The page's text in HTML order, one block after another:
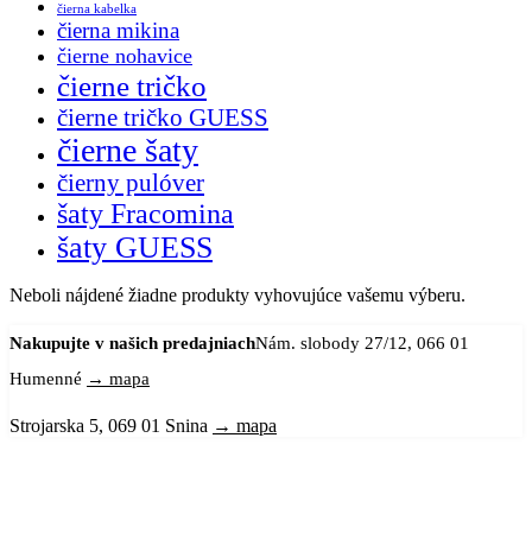
čierna kabelka
čierna mikina
čierne nohavice
čierne tričko
čierne tričko GUESS
čierne šaty
čierny pulóver
šaty Fracomina
šaty GUESS
Neboli nájdené žiadne produkty vyhovujúce vašemu výberu.
Nakupujte v našich predajniachNám. slobody 27/12, 066 01
Humenné → mapa
Strojarska 5, 069 01 Snina → mapa